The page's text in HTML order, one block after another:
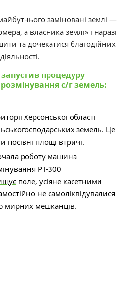
заміновані землі —
а власника землі» і наразі
та дочекатися благодійних
процедуру
розмінування с/г земель:
Херсонської області
земель. Це
посівні площі втричі.
роботу машина
PT-300
поле, усіяне касетними
не самоліквідувалися
мирних мешканців.